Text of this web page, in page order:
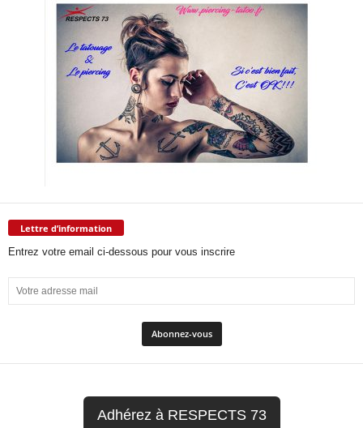
Lettre d’information
Entrez votre email ci-dessous pour vous inscrire
Adhérez à RESPECTS 73